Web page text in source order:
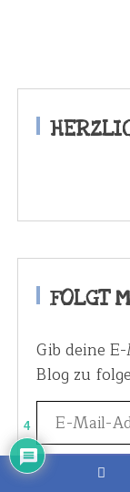
FOLGT
Gib deine
Blog zu
4